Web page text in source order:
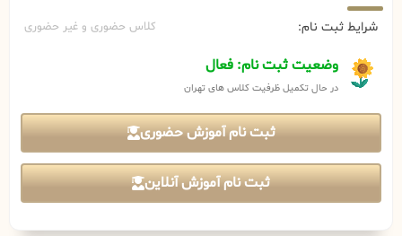
شرایط ثبت نام: کلاس حضوری و غیر حضوری
وضعیت ثبت نام: فعال
در حال تکمیل ظرفیت کلاس های تهران
ثبت نام آموزش حضوری
ثبت نام آموزش آنلاین